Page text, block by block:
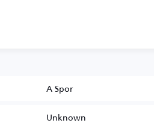
A Spor
Unknown